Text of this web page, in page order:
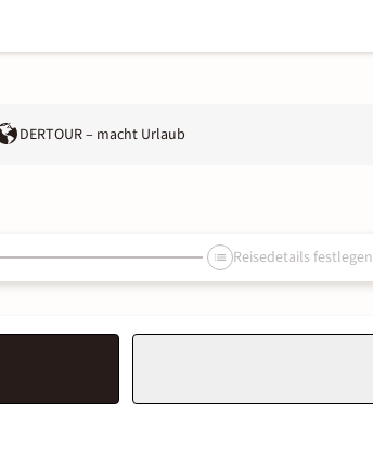
DERTOUR – macht Urlaub
Reisedetails festlegen